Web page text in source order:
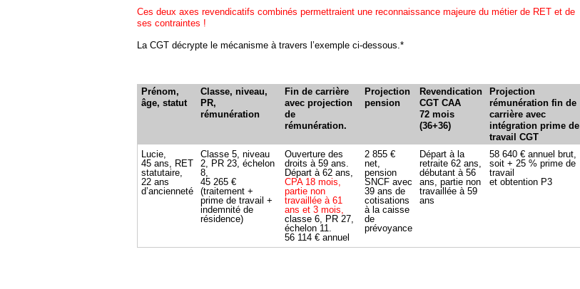
Ces deux axes revendicatifs combinés permettraient une reconnaissance majeure du métier de RET et de
ses contraintes !
La CGT décrypte le mécanisme à travers l’exemple ci-dessous.*
Prénom,
âge, statut
Classe, niveau,
PR,
rémunération
Fin de carrière
avec projection
de
rémunération.
Projection
pension
Revendication
CGT CAA
72 mois
(36+36)
Projection
rémunération fin de
carrière avec
intégration prime de
travail CGT
Lucie,
45 ans, RET
statutaire,
22 ans
d’ancienneté
Classe 5, niveau
2, PR 23, échelon
8,
45 265 €
(traitement +
prime de travail +
indemnité de
résidence)
Ouverture des
droits à 59 ans.
Départ à 62 ans,
CPA 18 mois,
partie non
travaillée à 61
ans et 3 mois,
classe 6, PR 27,
échelon 11.
56 114 € annuel
2 855 €
net,
pension
SNCF avec
39 ans de
cotisations
à la caisse
de
prévoyance
Départ à la
retraite 62 ans,
débutant à 56
ans, partie non
travaillée à 59
ans
58 640 € annuel brut,
soit + 25 % prime de
travail
et obtention P3